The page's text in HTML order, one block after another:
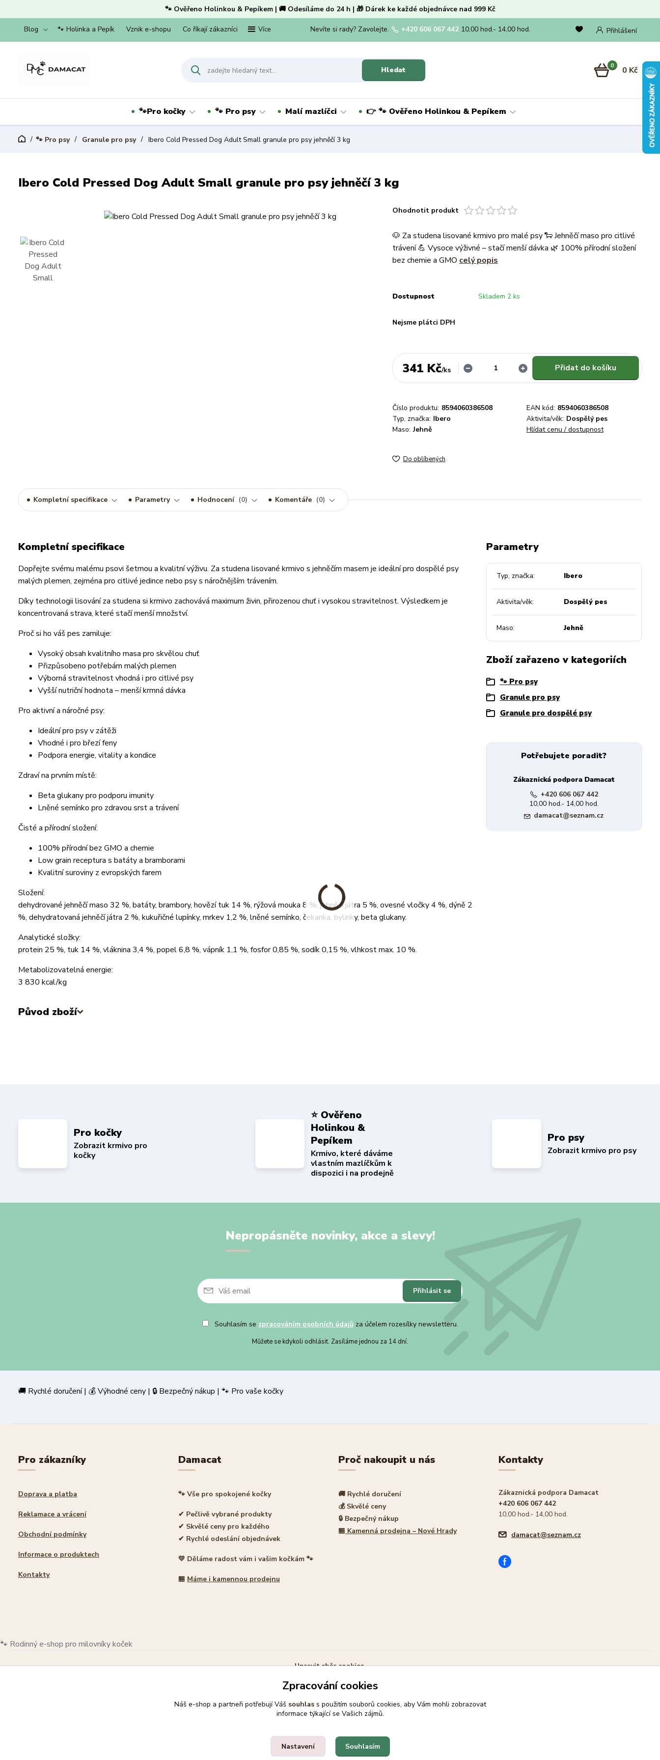
🐾 Ověřeno Holinkou & Pepíkem | 🚚 Odesíláme do 24 h | 🎁 Dárek ke každé objednávce nad 999 Kč
Blog 🐾 Holinka a Pepík Vznik e-shopu Co říkají zákazníci Více Přihlášení
Hledat
Nevíte si rady? Zavolejte. +420 606 067 442 10,00 hod.- 14,00 hod.
0 0 Kč
🐾Pro kočky 🐾 Pro psy Malí mazlíčci 👉 🐾 Ověřeno Holinkou & Pepíkem
🐾 Pro psy Granule pro psy Ibero Cold Pressed Dog Adult Small granule pro psy jehněčí 3 kg
Ibero Cold Pressed Dog Adult Small granule pro psy jehněčí 3 kg
Ohodnotit produkt
🐶 Za studena lisované krmivo pro malé psy 🐑 Jehněčí maso pro citlivé
trávení 💪 Vysoce výživné – stačí menší dávka 🌿 100% přírodní složení
bez chemie a GMO celý popis
Dostupnost Skladem 2 ks
Nejsme plátci DPH
341 Kč/ks Přidat do košíku
Číslo produktu: 8594060386508 EAN kód: 8594060386508
Typ, značka: Ibero Aktivita/věk: Dospělý pes
Maso: Jehně Hlídat cenu / dostupnost
Do oblíbených
Kompletní specifikace Parametry Hodnocení 0 Komentáře 0
Kompletní specifikace
Dopřejte svému malému psovi šetrnou a kvalitní výživu. Za studena lisované krmivo s jehněčím masem je ideální pro dospělé psy
malých plemen, zejména pro citlivé jedince nebo psy s náročnějším trávením.
Díky technologii lisování za studena si krmivo zachovává maximum živin, přirozenou chuť i vysokou stravitelnost. Výsledkem je
koncentrovaná strava, které stačí menší množství.
Proč si ho váš pes zamiluje:
Vysoký obsah kvalitního masa pro skvělou chuť
Přizpůsobeno potřebám malých plemen
Výborná stravitelnost vhodná i pro citlivé psy
Vyšší nutriční hodnota – menší krmná dávka
Pro aktivní a náročné psy:
Ideální pro psy v zátěži
Vhodné i pro březí feny
Podpora energie, vitality a kondice
Zdraví na prvním místě:
Beta glukany pro podporu imunity
Lněné semínko pro zdravou srst a trávení
Čisté a přírodní složení:
100% přírodní bez GMO a chemie
Low grain receptura s batáty a bramborami
Kvalitní suroviny z evropských farem
Složení:
dehydrované jehněčí maso 32 %, batáty, brambory, hovězí tuk 14 %, rýžová mouka 8 %, jehněčí játra 5 %, ovesné vločky 4 %, dýně 2
%, dehydratovaná jehněčí játra 2 %, kukuřičné lupínky, mrkev 1,2 %, lněné semínko, čekanka, bylinky, beta glukany.
Analytické složky:
protein 25 %, tuk 14 %, vláknina 3,4 %, popel 6,8 %, vápník 1,1 %, fosfor 0,85 %, sodík 0,15 %, vlhkost max. 10 %.
Metabolizovatelná energie:
3 830 kcal/kg
Původ zboží
Parametry
Typ, značka Ibero
Aktivita/věk Dospělý pes
Maso Jehně
Zboží zařazeno v kategoriích
🐾 Pro psy
Granule pro psy
Granule pro dospělé psy
Potřebujete poradit?
Zákaznická podpora Damacat
+420 606 067 442
10,00 hod.- 14,00 hod.
damacat@seznam.cz
Pro kočky
Zobrazit krmivo pro
kočky
⭐ Ověřeno
Holinkou &
Pepíkem
Krmivo, které dáváme
vlastním mazlíčkům k
dispozici i na prodejně
Pro psy
Zobrazit krmivo pro psy
Nepropásněte novinky, akce a slevy!
Přihlásit se
Souhlasím se zpracováním osobních údajů za účelem rozesílky newsletteru.
Můžete se kdykoli odhlásit. Zasíláme jednou za 14 dní.
🚚 Rychlé doručení | 💰 Výhodné ceny | 🔒 Bezpečný nákup | 🐾 Pro vaše kočky
Pro zákazníky
Doprava a platba
Reklamace a vrácení
Obchodní podmínky
Informace o produktech
Kontakty
Damacat
🐾 Vše pro spokojené kočky
✔ Pečlivě vybrané produkty
✔ Skvělé ceny pro každého
✔ Rychlé odeslání objednávek
💛 Děláme radost vám i vašim kočkám 🐾
🏪 Máme i kamennou prodejnu
Proč nakoupit u nás
🚚 Rychlé doručení
💰 Skvělé ceny
🔒 Bezpečný nákup
🏪 Kamenná prodejna – Nové Hrady
Kontakty
Zákaznická podpora Damacat
+420 606 067 442
10,00 hod.- 14,00 hod.
damacat@seznam.cz
🐾 Rodinný e-shop pro milovníky koček
Upravit sběr cookies.
© 2026 Damacat.cz | Všechna práva vyhrazena | Pro milovníky koček 🐾
Zpracování cookies
Náš e-shop a partneři potřebují Váš souhlass použitím souborů cookies, aby Vám mohli zobrazovat
informace týkající se Vašich zájmů.
Nastavení Souhlasím